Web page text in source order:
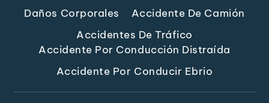
Daños Corporales
Accidente De Camión
Accidentes De Tráfico
Accidente Por Conducción Distraída
Accidente Por Conducir Ebrio